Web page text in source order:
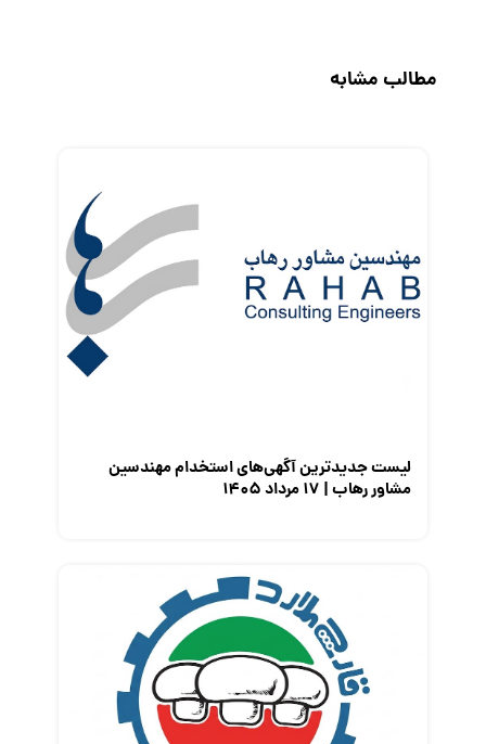
رزومه
گزارش‌های آماری
مصاحبه شغلی
معرفی شرکت ها
مطالب مشابه
لیست جدیدترین آگهی‌های استخدام مهندسین
مشاور رهاب | ۱۷ مرداد ۱۴۰۵